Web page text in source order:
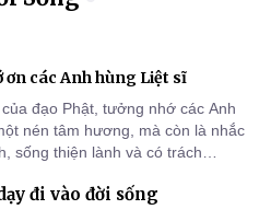
các Anh hùng Liệt sĩ
đạo Phật, tưởng nhớ các Anh
nén tâm hương, mà còn là nhắc
sống thiện lành và có trách
đi vào đời sống